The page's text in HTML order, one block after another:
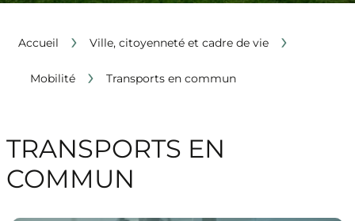
Accueil › Ville, citoyenneté et cadre de vie ›
Mobilité › Transports en commun
TRANSPORTS EN
COMMUN